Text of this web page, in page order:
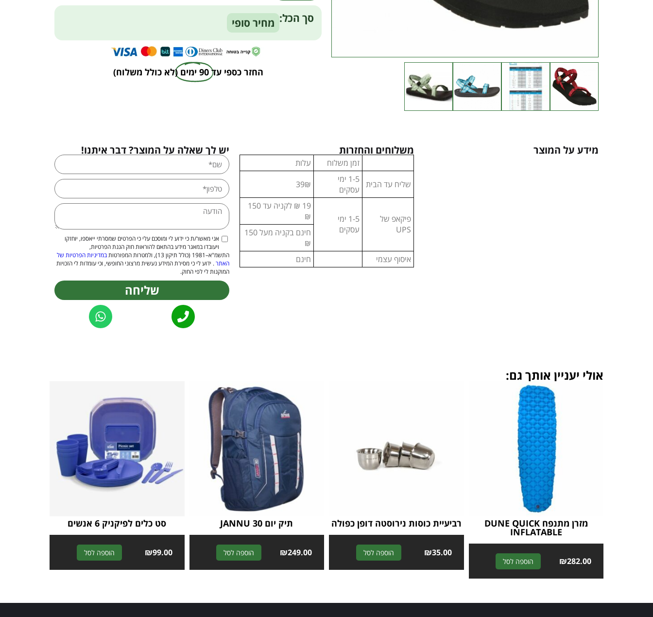
Alternative:
סך הכל: מחיר סופי
החזר כספי עד 90 ימים (לא כולל משלוח)
מידע על המוצר משלוחים והחזרות
זמן משלוח
עלות
שליח עד הבית
1-5 ימי
עסקים
39₪
פיקאפ של
UPS
1-5 ימי
עסקים
19 ₪ לקניה עד 150
₪
חינם בקניה מעל 150
₪
איסוף עצמי
חינם
יש לך שאלה על המוצר? דבר איתנו!
אני מאשר/ת כי ידוע לי ומוסכם עלי כי הפרטים שמסרתי ייאספו, יוחזקו
ויעובדו במאגר מידע בהתאם להוראות חוק הגנת הפרטיות,
התשמ"א–1981 (כולל תיקון 13), ולמטרות המפורטות
במדיניות הפרטיות של
האתר. ידוע לי כי מסירת המידע נעשית מרצוני החופשי, וכי עומדות לי הזכויות
המוקנות לי לפי החוק.
שליחה
Alternative:
אולי יעניין אותך גם:
מזרן מתנפח DUNE QUICK
INFLATABLE
₪282.00 הוספה לסל
l
t
r
רביעיית כוסות נירוסטה דופן כפולה
₪35.00 הוספה לסל
t
n
תיק יום JANNU 30
₪249.00 הוספה לסל
l
t
n
סט כלים לפיקניק 6 אנשים
₪99.00 הוספה לסל
t
n